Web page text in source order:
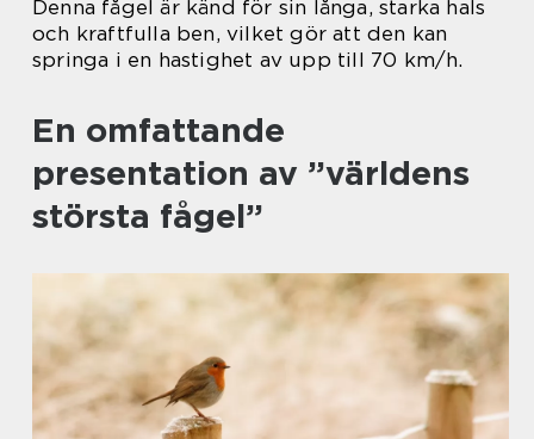
Denna fågel är känd för sin långa, starka hals
och kraftfulla ben, vilket gör att den kan
springa i en hastighet av upp till 70 km/h.
En omfattande
presentation av ”världens
största fågel”